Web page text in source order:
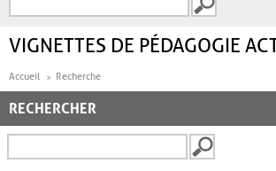
FORMULAIRE DE
VIGNETTES DE PÉDAGOGIE
Accueil Recherche
RECHERCHER